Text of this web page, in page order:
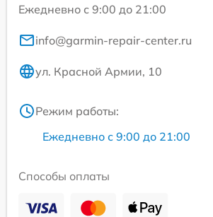
Ежедневно с 9:00 до 21:00
info@garmin-repair-center.ru
ул. Красной Армии, 10
Режим работы:
Ежедневно с 9:00 до 21:00
Способы оплаты